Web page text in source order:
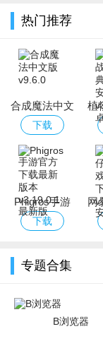
热门推荐
合成魔法中文
版
下载
植
Phigros手游
官方下载最新
下载
网
专题合集
B浏览器